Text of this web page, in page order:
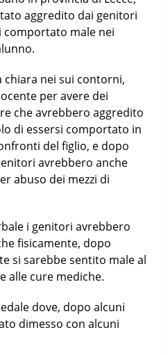
aggredito dai genitori
comportato male nei
chiara nei sui contorni,
per avere dei
che avrebbero aggredito
di essersi comportato in
del figlio, e dopo
avrebbero anche
abuso dei mezzi di
i genitori avrebbero
fisicamente, dopo
si sarebbe sentito male al
alle cure mediche.
dove, dopo alcuni
dimesso con alcuni